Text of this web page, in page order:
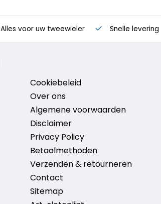
Alles voor uw tweewieler Snelle levering
Cookiebeleid
Over ons
Algemene voorwaarden
Disclaimer
Privacy Policy
Betaalmethoden
Verzenden & retourneren
Contact
Sitemap